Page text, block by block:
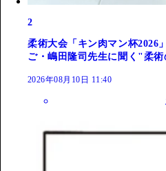
2
柔術大会「キン肉マン杯
ご・嶋田隆司先生に聞く"柔
2026年08月10日 11:40